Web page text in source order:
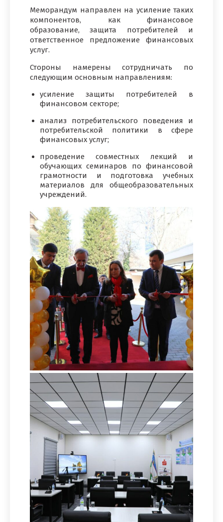
Меморандум направлен на усиление таких
компонентов, как финансовое
образование, защита потребителей и
ответственное предложение финансовых
услуг.
Стороны намерены сотрудничать по
следующим основным направлениям:
усиление защиты потребителей в
финансовом секторе;
анализ потребительского поведения и
потребительской политики в сфере
финансовых услуг;
проведение совместных лекций и
обучающих семинаров по финансовой
грамотности и подготовка учебных
материалов для общеобразовательных
учреждений.